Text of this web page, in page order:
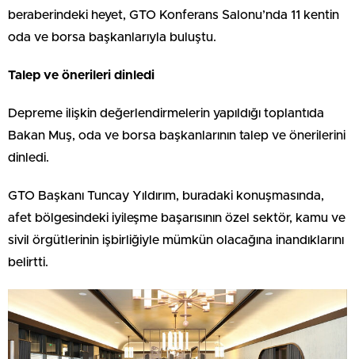
beraberindeki heyet, GTO Konferans Salonu’nda 11 kentin
oda ve borsa başkanlarıyla buluştu.
Talep ve önerileri dinledi
Depreme ilişkin değerlendirmelerin yapıldığı toplantıda
Bakan Muş, oda ve borsa başkanlarının talep ve önerilerini
dinledi.
GTO Başkanı Tuncay Yıldırım, buradaki konuşmasında,
afet bölgesindeki iyileşme başarısının özel sektör, kamu ve
sivil örgütlerinin işbirliğiyle mümkün olacağına inandıklarını
belirtti.